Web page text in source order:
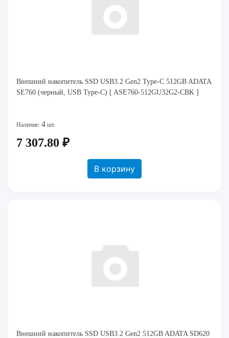
Внешний накопитель SSD USB3.2 Gen2 Type-C 512GB ADATA
SE760 (черный, USB Type-C) [ ASE760-512GU32G2-CBK ]
Наличие: 4 шт.
7 307.80 ₽
В корзину
Внешний накопитель SSD USB3.2 Gen2 512GB ADATA SD620